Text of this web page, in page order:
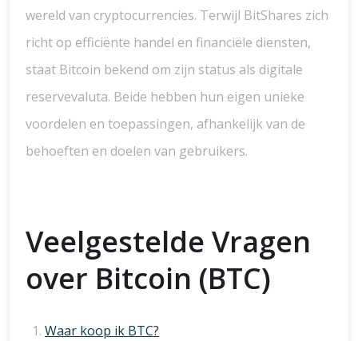
wereld van cryptocurrencies. Terwijl BitShares zich
richt op efficiënte handel en financiële diensten,
staat Bitcoin bekend om zijn status als digitale
reservevaluta. Beide hebben hun eigen unieke
voordelen en toepassingen, afhankelijk van de
behoeften en doelen van gebruikers.
Veelgestelde Vragen
over Bitcoin (BTC)
Waar koop ik BTC?